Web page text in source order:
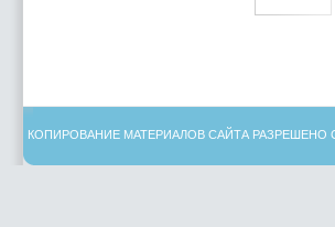
КОПИРОВАНИЕ МАТЕРИАЛОВ САЙТА